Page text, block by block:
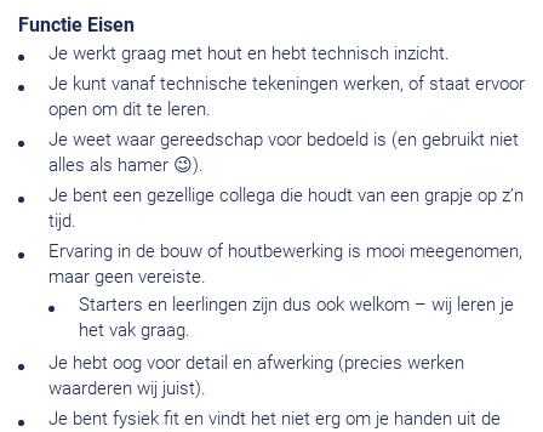
Functie Eisen
Je werkt graag met hout en hebt technisch inzicht.
Je kunt vanaf technische tekeningen werken, of staat ervoor
open om dit te leren.
Je weet waar gereedschap voor bedoeld is (en gebruikt niet
alles als hamer 😉).
Je bent een gezellige collega die houdt van een grapje op z’n
tijd.
Ervaring in de bouw of houtbewerking is mooi meegenomen,
maar geen vereiste.
Starters en leerlingen zijn dus ook welkom – wij leren je
het vak graag.
Je hebt oog voor detail en afwerking (precies werken
waarderen wij juist).
Je bent fysiek fit en vindt het niet erg om je handen uit de